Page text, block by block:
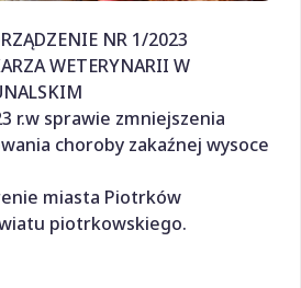
NR 1/2023
WETERYNARII W
r.w sprawie zmniejszenia
choroby zakaźnej wysoce
miasta Piotrków
piotrkowskiego.